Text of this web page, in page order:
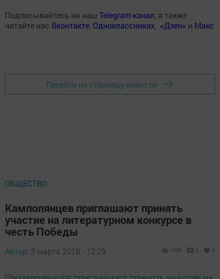
Подписывайтесь на наш Telegram-канал, а также
читайте нас Вконтакте, Одноклассниках, «Дзен» и Макс
Перейти на страницу новости
ОБЩЕСТВО
Камполянцев приглашают принять
участие на литературном конкурсе в
честь Победы
Автор, 5 марта 2018 - 12:29 1398 0 0